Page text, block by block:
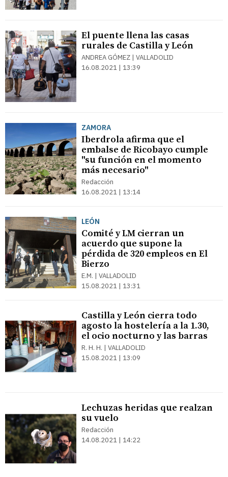
El puente llena las casas
rurales de Castilla y León
ANDREA GÓMEZ | VALLADOLID
16.08.2021 | 13:39
ZAMORA
Iberdrola afirma que el
embalse de Ricobayo cumple
"su función en el momento
más necesario"
Redacción
16.08.2021 | 13:14
LEÓN
Comité y LM cierran un
acuerdo que supone la
pérdida de 320 empleos en El
Bierzo
E.M. | VALLADOLID
15.08.2021 | 13:31
Castilla y León cierra todo
agosto la hostelería a la 1.30,
el ocio nocturno y las barras
R. H. H. | VALLADOLID
15.08.2021 | 13:09
Lechuzas heridas que realzan
su vuelo
Redacción
14.08.2021 | 14:22